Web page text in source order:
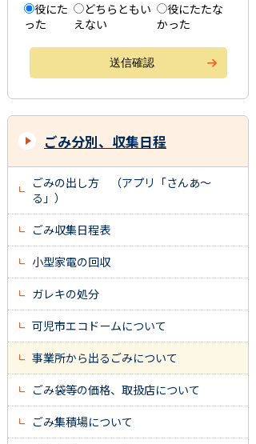
役にた
った
どちらともい
えない
役にたたな
かった
ごみ分別、収集日程
ごみの出し方 （アプリ「さんあ～
る」）
ごみ収集日程表
小型家電の回収
ガレキの処分
可児市エコドームについて
事業所から出るごみについて
ごみ袋等の価格、取扱店について
ごみ集積場について